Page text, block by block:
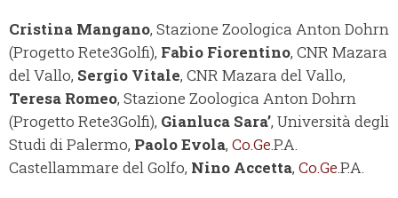
Cristina Mangano, Stazione Zoologica Anton Dohrn
(Progetto Rete3Golfi), Fabio Fiorentino, CNR Mazara
del Vallo, Sergio Vitale, CNR Mazara del Vallo,
Teresa Romeo, Stazione Zoologica Anton Dohrn
(Progetto Rete3Golfi), Gianluca Sara’, Università degli
Studi di Palermo, Paolo Evola, Co.Ge.P.A.
Castellammare del Golfo, Nino Accetta, Co.Ge.P.A.